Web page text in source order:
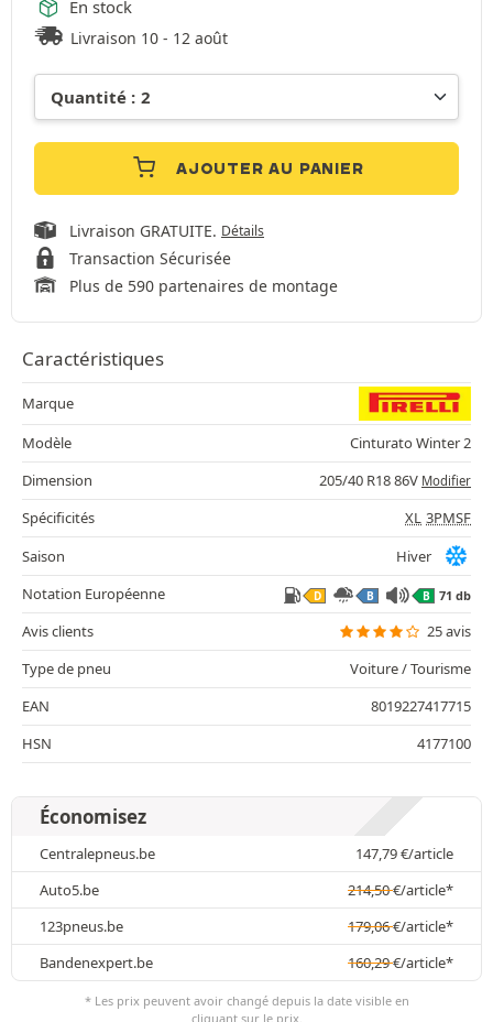
En stock
Livraison 10 - 12 août
AJOUTER AU PANIER
Livraison GRATUITE. Détails
Transaction Sécurisée
Plus de 590 partenaires de montage
Caractéristiques
Marque
Modèle
Cinturato Winter 2
Dimension
205/40 R18 86V Modifier
Spécificités XL 3PMSF
Saison
Hiver
Notation Européenne
D B B 71 db
Avis clients
25 avis
Type de pneu
Voiture / Tourisme
EAN
8019227417715
HSN
4177100
Économisez
Centralepneus.be 147,79€/article
Auto5.be
214,50€/article*
123pneus.be
179,06€/article*
Bandenexpert.be
160,29€/article*
* Les prix peuvent avoir changé depuis la date visible en
cliquant sur le prix.